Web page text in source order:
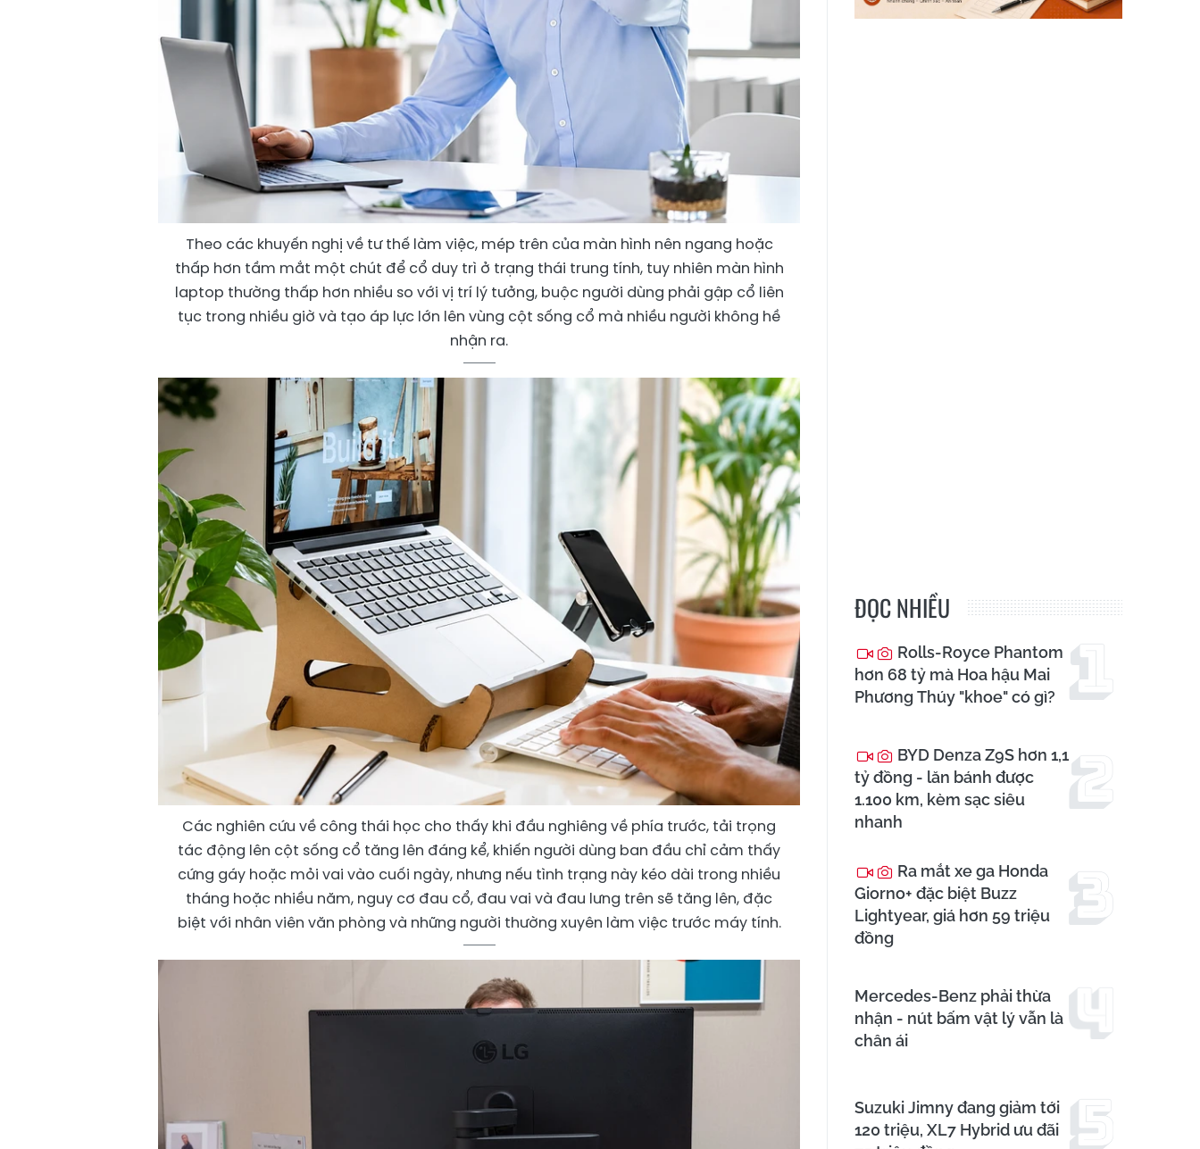
Theo các khuyến nghị về tư thế làm việc, mép trên của màn hình nên ngang hoặc
thấp hơn tầm mắt một chút để cổ duy trì ở trạng thái trung tính, tuy nhiên màn hình
laptop thường thấp hơn nhiều so với vị trí lý tưởng, buộc người dùng phải gập cổ liên
tục trong nhiều giờ và tạo áp lực lớn lên vùng cột sống cổ mà nhiều người không hề
nhận ra.
Các nghiên cứu về công thái học cho thấy khi đầu nghiêng về phía trước, tải trọng
tác động lên cột sống cổ tăng lên đáng kể, khiến người dùng ban đầu chỉ cảm thấy
cứng gáy hoặc mỏi vai vào cuối ngày, nhưng nếu tình trạng này kéo dài trong nhiều
tháng hoặc nhiều năm, nguy cơ đau cổ, đau vai và đau lưng trên sẽ tăng lên, đặc
biệt với nhân viên văn phòng và những người thường xuyên làm việc trước máy tính.
ĐỌC NHIỀU
Rolls-Royce Phantom
hơn 68 tỷ mà Hoa hậu Mai
Phương Thúy "khoe" có gì?
BYD Denza Z9S hơn 1,1
tỷ đồng - lăn bánh được
1.100 km, kèm sạc siêu
nhanh
Ra mắt xe ga Honda
Giorno+ đặc biệt Buzz
Lightyear, giá hơn 59 triệu
đồng
Mercedes-Benz phải thừa
nhận - nút bấm vật lý vẫn là
chân ái
Suzuki Jimny đang giảm tới
120 triệu, XL7 Hybrid ưu đãi